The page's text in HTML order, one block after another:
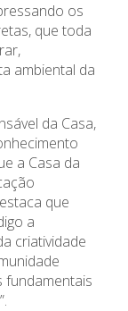
os
que toda
ambiental da
da Casa,
a Casa da
que
a
criatividade
fundamentais